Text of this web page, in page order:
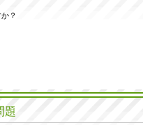
？
題